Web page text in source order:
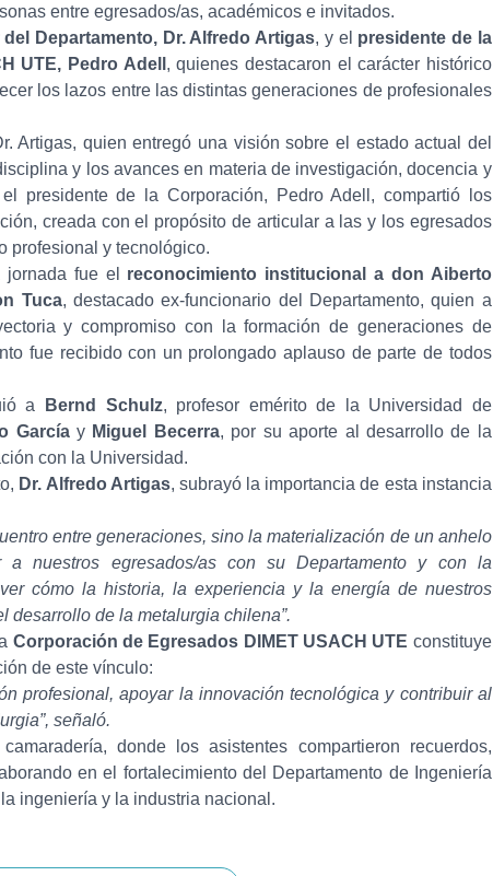
entre egresados/as, académicos e invitados.
Departamento, Dr. Alfredo Artigas, y el presidente de la
UTE, Pedro Adell , quienes destacaron el carácter histórico
los lazos entre las distintas generaciones de profesionales
Artigas, quien entregó una visión sobre el estado actual del
y los avances en materia de investigación, docencia y
presidente de la Corporación, Pedro Adell, compartió los
creada con el propósito de articular a las y los egresados
profesional y tecnológico.
jornada fue el reconocimiento institucional a don Aiberto
Tuca, destacado ex-funcionario del Departamento, quien a
y compromiso con la formación de generaciones de
fue recibido con un prolongado aplauso de parte de todos
a
Bernd Schulz, profesor emérito de la Universidad de
Garcíay Miguel Becerra, por su aporte al desarrollo de la
con la Universidad.
Dr. Alfredo Artigas, subrayó la importancia de esta instancia
entre generaciones, sino la materialización de un anhelo
a nuestros egresados/as con su Departamento y con la
cómo la historia, la experiencia y la energía de nuestros
desarrollo de la metalurgia chilena”.
Corporación de Egresados DIMET USACH UTE constituye
de este vínculo:
profesional, apoyar la innovación tecnológica y contribuir al
señaló.
donde los asistentes compartieron recuerdos,
en el fortalecimiento del Departamento de Ingeniería
ingeniería y la industria nacional.